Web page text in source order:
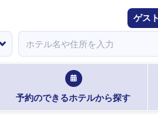
ゲスト
予約のできるホテルから探す